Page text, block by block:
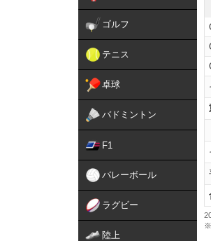
ゴルフ
テニス
卓球
バドミントン
F1
バレーボール
ラグビー
陸上
※